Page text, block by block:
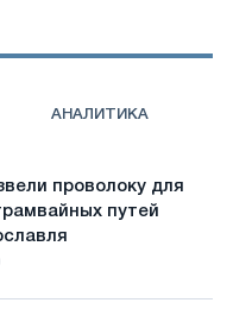
АНАЛИТИКА
проволоку для
путей